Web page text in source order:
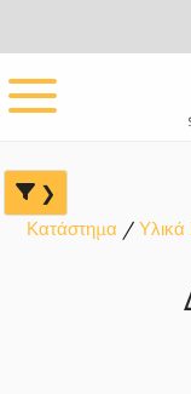
main
content
primary
sidebar
footer
Κατάστημα